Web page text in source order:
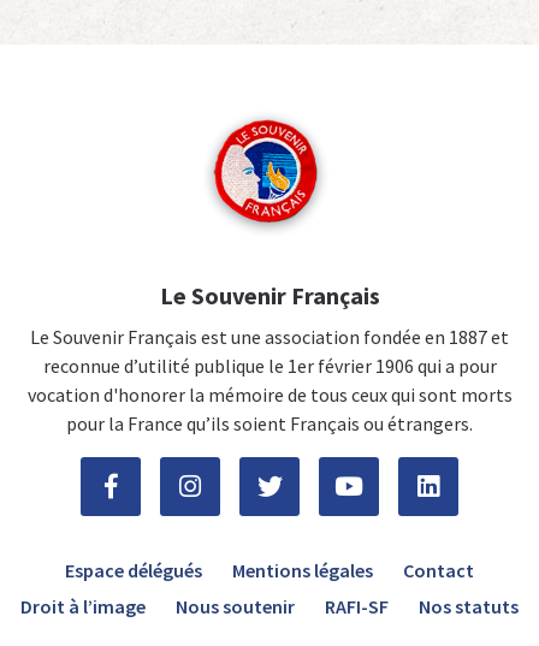
Le Souvenir Français
Le Souvenir Français est une association fondée en 1887 et
reconnue d’utilité publique le 1er février 1906 qui a pour
vocation d'honorer la mémoire de tous ceux qui sont morts
pour la France qu’ils soient Français ou étrangers.
Espace délégués Mentions légales
Contact
Droit à l’image
Nous soutenir RAFI-SF Nos statuts